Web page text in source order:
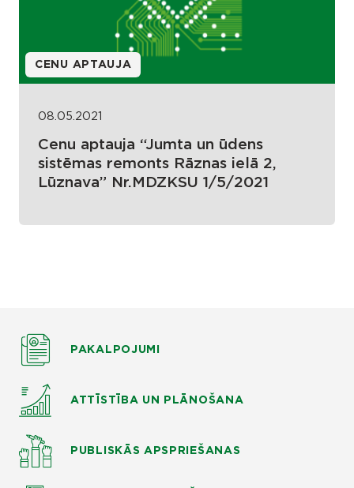
CENU APTAUJA
08.05.2021
Cenu aptauja “Jumta un ūdens
sistēmas remonts Rāznas ielā 2,
Lūznava” Nr.MDZKSU 1/5/2021
PAKALPOJUMI
ATTĪSTĪBA UN PLĀNOŠANA
PUBLISKĀS APSPRIEŠANAS